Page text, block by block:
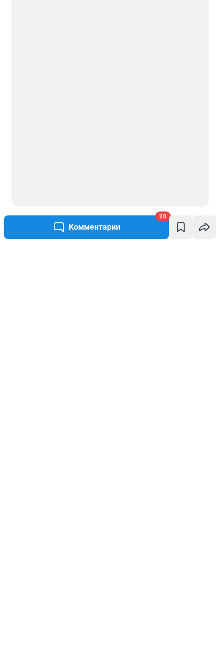
Комментарии
20